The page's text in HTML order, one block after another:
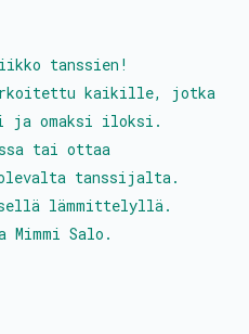
tanssien!
kaikille, jotka
ja omaksi iloksi.
tai ottaa
tanssijalta.
lämmittelyllä.
Salo.